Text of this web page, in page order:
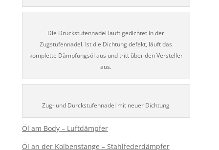
Die Druckstufennadel läuft gedichtet in der
Zugstufennadel. Ist die Dichtung defekt, läuft das
komplette Dämpfungsöl aus und tritt über den Versteller
aus.
Zug- und Durckstufennadel mit neuer Dichtung
Öl am Body – Luftdämpfer
Öl an der Kolbenstange – Stahlfederdämpfer